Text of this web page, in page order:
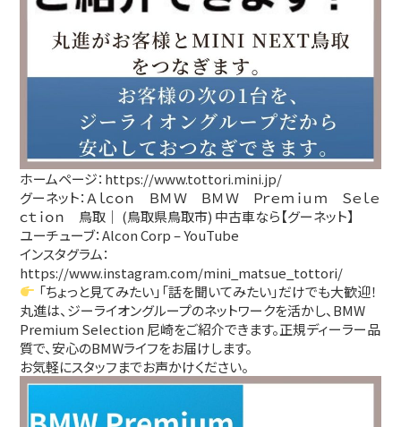
ホームページ： https://www.tottori.mini.jp/
グーネット： Ａｌｃｏｎ ＢＭＷ ＢＭＷ Ｐｒｅｍｉｕｍ Ｓｅｌｅ
ｃｔｉｏｎ 鳥取｜ (鳥取県鳥取市) 中古車なら【グーネット】
ユーチューブ：Alcon Corp – YouTube
インスタグラム：
https://www.instagram.com/mini_matsue_tottori/
「ちょっと見てみたい」「話を聞いてみたい」だけでも大歓迎！
丸進は、ジーライオングループのネットワークを活かし、BMW
Premium Selection 尼崎をご紹介できます。正規ディーラー品
質で、安心のBMWライフをお届けします。
お気軽にスタッフまでお声かけください。